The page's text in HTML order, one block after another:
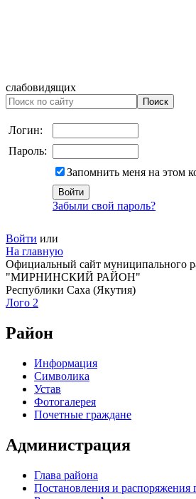
слабовидящих
Логин:
Пароль:
Запомнить меня на этом
Забыли свой пароль?
Войти или
На главную
Официальный сайт муниципального
"МИРНИНСКИЙ РАЙОН"
Республики Саха (Якутия)
Лого 2
Район
Информация
Символика
Устав
Фотогалерея
Почетные граждане
Администрация
Глава района
Постановления и